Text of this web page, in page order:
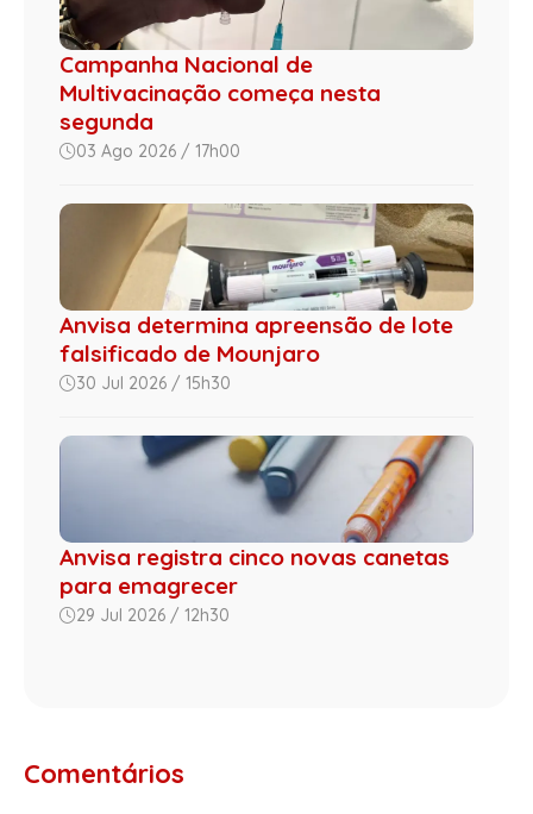
Campanha Nacional de
Multivacinação começa nesta
segunda
03 Ago 2026 / 17h00
Anvisa determina apreensão de lote
falsificado de Mounjaro
30 Jul 2026 / 15h30
Anvisa registra cinco novas canetas
para emagrecer
29 Jul 2026 / 12h30
Comentários